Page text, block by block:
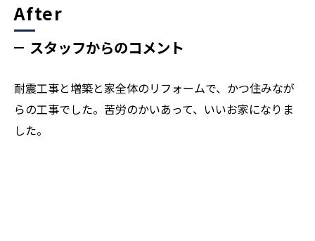
After
スタッフからのコメント
耐震工事と増築と家全体のリフォームで、かつ住みなが
らの工事でした。苦労のかいあって、いいお家になりま
した。